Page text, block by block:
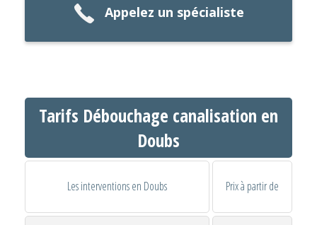
Appelez un spécialiste
Tarifs Débouchage canalisation en
Doubs
Les interventions en Doubs Prix à partir de